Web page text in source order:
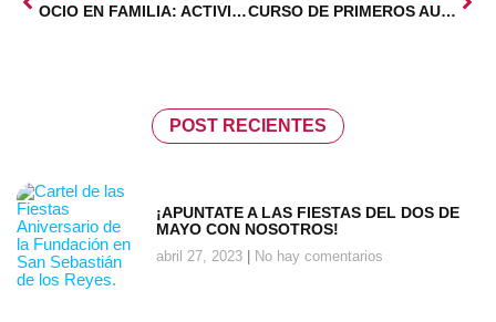
OCIO EN FAMILIA: ACTIVIDADES Y DESCUENTOS CURSO DE PRIMEROS AUXILIOS EN FAMILIA
POST RECIENTES
¡APUNTATE A LAS FIESTAS DEL DOS DE
MAYO CON NOSOTROS!
abril 27, 2023 No hay comentarios